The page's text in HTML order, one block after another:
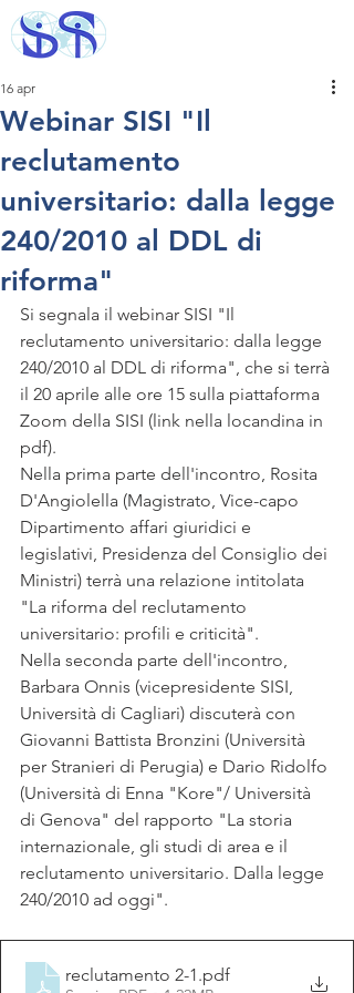
Webinar SISI "Il
reclutamento
universitario: dalla legge
240/2010 al DDL di
riforma"
16 apr
Si segnala il webinar SISI "Il
reclutamento universitario: dalla legge
240/2010 al DDL di riforma", che si terrà
il 20 aprile alle ore 15 sulla piattaforma
Zoom della SISI (link nella locandina in
pdf).
Nella prima parte dell'incontro, Rosita
D'Angiolella (Magistrato, Vice-capo
Dipartimento affari giuridici e
legislativi, Presidenza del Consiglio dei
Ministri) terrà una relazione intitolata
"La riforma del reclutamento
universitario: profili e criticità".
Nella seconda parte dell'incontro,
Barbara Onnis (vicepresidente SISI,
Università di Cagliari) discuterà con
Giovanni Battista Bronzini (Università
per Stranieri di Perugia) e Dario Ridolfo
(Università di Enna "Kore"/ Università
di Genova" del rapporto "La storia
internazionale, gli studi di area e il
reclutamento universitario. Dalla legge
240/2010 ad oggi".
reclutamento 2-1.pdf